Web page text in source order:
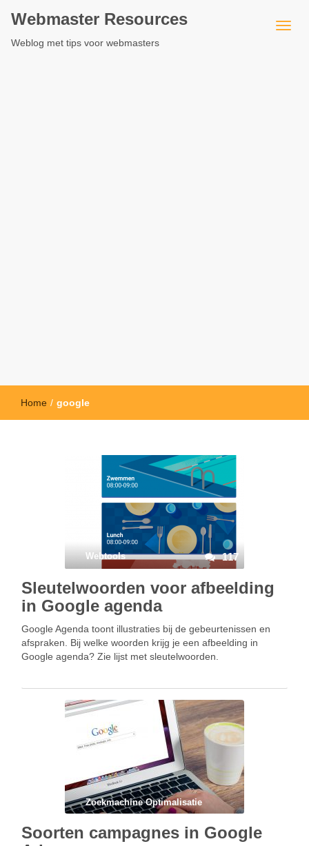
Webmaster Resources
Weblog met tips voor webmasters
Home / google
Webtools 117
Sleutelwoorden voor afbeelding
in Google agenda
Google Agenda toont illustraties bij de gebeurtenissen en
afspraken. Bij welke woorden krijg je een afbeelding in
Google agenda? Zie lijst met sleutelwoorden.
Zoekmachine Optimalisatie
Soorten campagnes in Google